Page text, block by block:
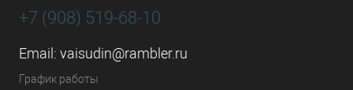
+7 (908) 519-68-10
Email: vaisudin@rambler.ru
График работы